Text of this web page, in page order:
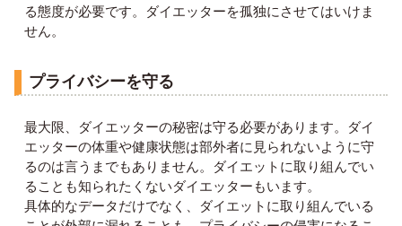
る態度が必要です。ダイエッターを孤独にさせてはいけま
せん。
プライバシーを守る
最大限、ダイエッターの秘密は守る必要があります。ダイ
エッターの体重や健康状態は部外者に見られないように守
るのは言うまでもありません。ダイエットに取り組んでい
ることも知られたくないダイエッターもいます。
具体的なデータだけでなく、ダイエットに取り組んでいる